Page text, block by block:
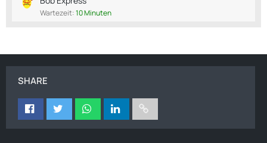
Wartezeit:10 Minuten
SHARE